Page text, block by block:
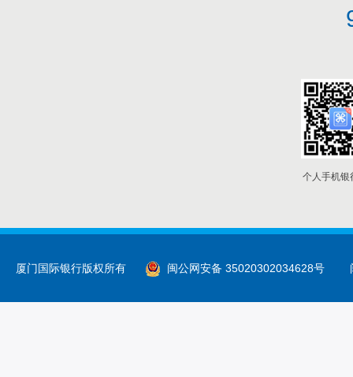
个人手机银
厦门国际银行版权所有 闽公网安备 35020302034628号